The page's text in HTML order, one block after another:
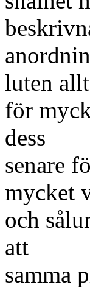
luten allt
för
dess
senare
mycket
och
att
samma